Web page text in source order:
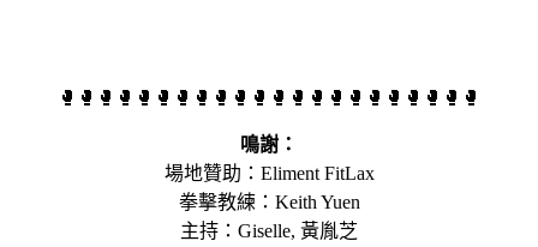
🥊🥊🥊🥊🥊🥊🥊🥊🥊🥊🥊🥊🥊🥊🥊🥊🥊🥊🥊🥊🥊🥊
鳴謝：
場地贊助：Eliment FitLax
拳擊教練：Keith Yuen
主持：Giselle, 黃胤芝